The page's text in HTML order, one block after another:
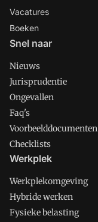
Vacatures
Boeken
Snel naar
Nieuws
Jurisprudentie
Ongevallen
Faq's
Voorbeelddocumenten
Checklists
Werkplek
Werkplekomgeving
Hybride werken
Fysieke belasting